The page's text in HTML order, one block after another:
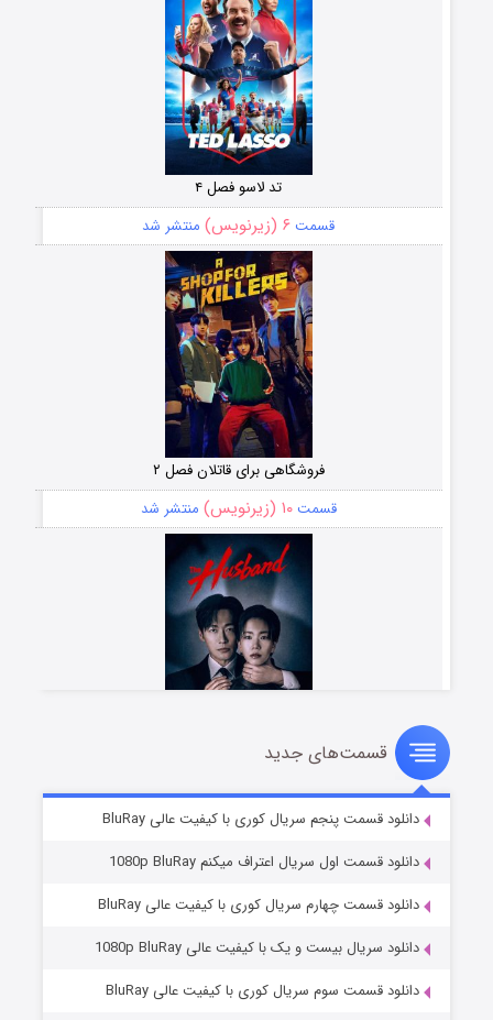
تد لاسو فصل ۴
قسمت ۶ (زیرنویس) منتشر شد
فروشگاهی برای قاتلان فصل ۲
قسمت۱۰ (زیرنویس) منتشر شد
قسمت۸ (زیرنویس) منتشر شد
قسمت‌های جدید
دانلود قسمت پنجم سریال کوری با کیفیت عالی BluRay
دانلود قسمت اول سریال اعتراف میکنم 1080p BluRay
دانلود قسمت چهارم سریال کوری با کیفیت عالی BluRay
دانلود سریال بیست و یک با کیفیت عالی 1080p BluRay
دانلود قسمت سوم سریال کوری با کیفیت عالی BluRay